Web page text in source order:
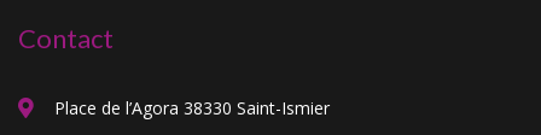
Contact
Place de l’Agora 38330 Saint-Ismier